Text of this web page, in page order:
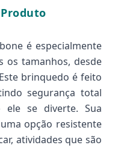
é especialmente
os tamanhos, desde
brinquedo é feito
segurança total
se diverte. Sua
opção resistente
atividades que são